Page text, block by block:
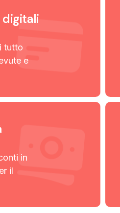
digitali
tutto
e
in
il